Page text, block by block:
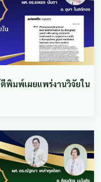
พิมพ์เผยแพร่งานวิจัยใน